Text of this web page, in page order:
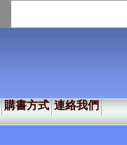
購書方式 連絡我們